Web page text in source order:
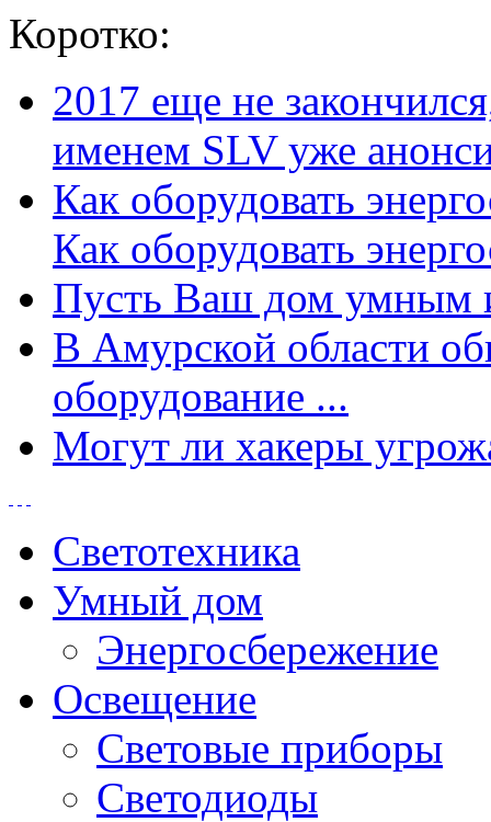
Коротко:
2017 еще не
именем SLV уже
Как оборудовать
Как оборудовать
Пусть Ваш дом умным
В Амурской области
оборудование ...
Могут ли хакеры
Светотехника
Умный дом
Энергосбережение
Освещение
Световые приборы
Светодиоды